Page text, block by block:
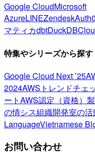
Google CloudMicrosoft
AzureLINEZendeskAuth0
マティカdbtDuckDB
特集やシリーズから探す
Google Cloud Next ’25
2024AWSトレンドチェ
ートAWS認定（資格）
の情シス組織開発室の活
LanguageVietnamese
お問い合わせ